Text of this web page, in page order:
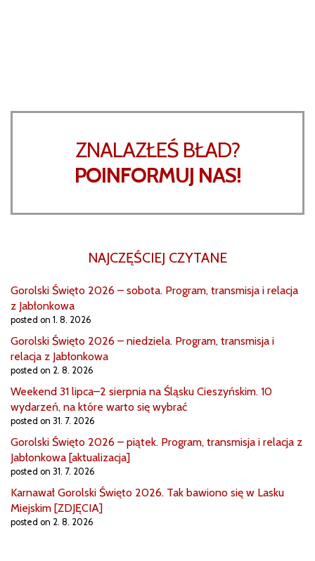
ZNALAZŁEŚ BŁAD?
POINFORMUJ NAS!
NAJCZĘŚCIEJ CZYTANE
Gorolski Święto 2026 – sobota. Program, transmisja i relacja
z Jabłonkowa
posted on 1. 8. 2026
Gorolski Święto 2026 – niedziela. Program, transmisja i
relacja z Jabłonkowa
posted on 2. 8. 2026
Weekend 31 lipca–2 sierpnia na Śląsku Cieszyńskim. 10
wydarzeń, na które warto się wybrać
posted on 31. 7. 2026
Gorolski Święto 2026 – piątek. Program, transmisja i relacja z
Jabłonkowa [aktualizacja]
posted on 31. 7. 2026
Karnawał Gorolski Święto 2026. Tak bawiono się w Lasku
Miejskim [ZDJĘCIA]
posted on 2. 8. 2026